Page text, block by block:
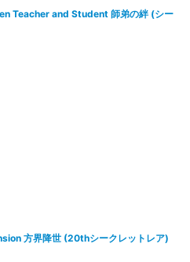
Teacher and Student 師弟の絆 (シー
方界降世 (20thシークレットレア)